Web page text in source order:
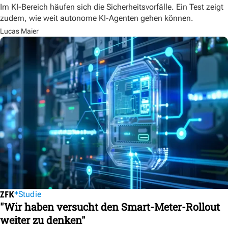
Im KI-Bereich häufen sich die Sicherheitsvorfälle. Ein Test zeigt
zudem, wie weit autonome KI-Agenten gehen können.
Lucas Maier
Studie
"Wir haben versucht den Smart-Meter-Rollout
weiter zu denken"